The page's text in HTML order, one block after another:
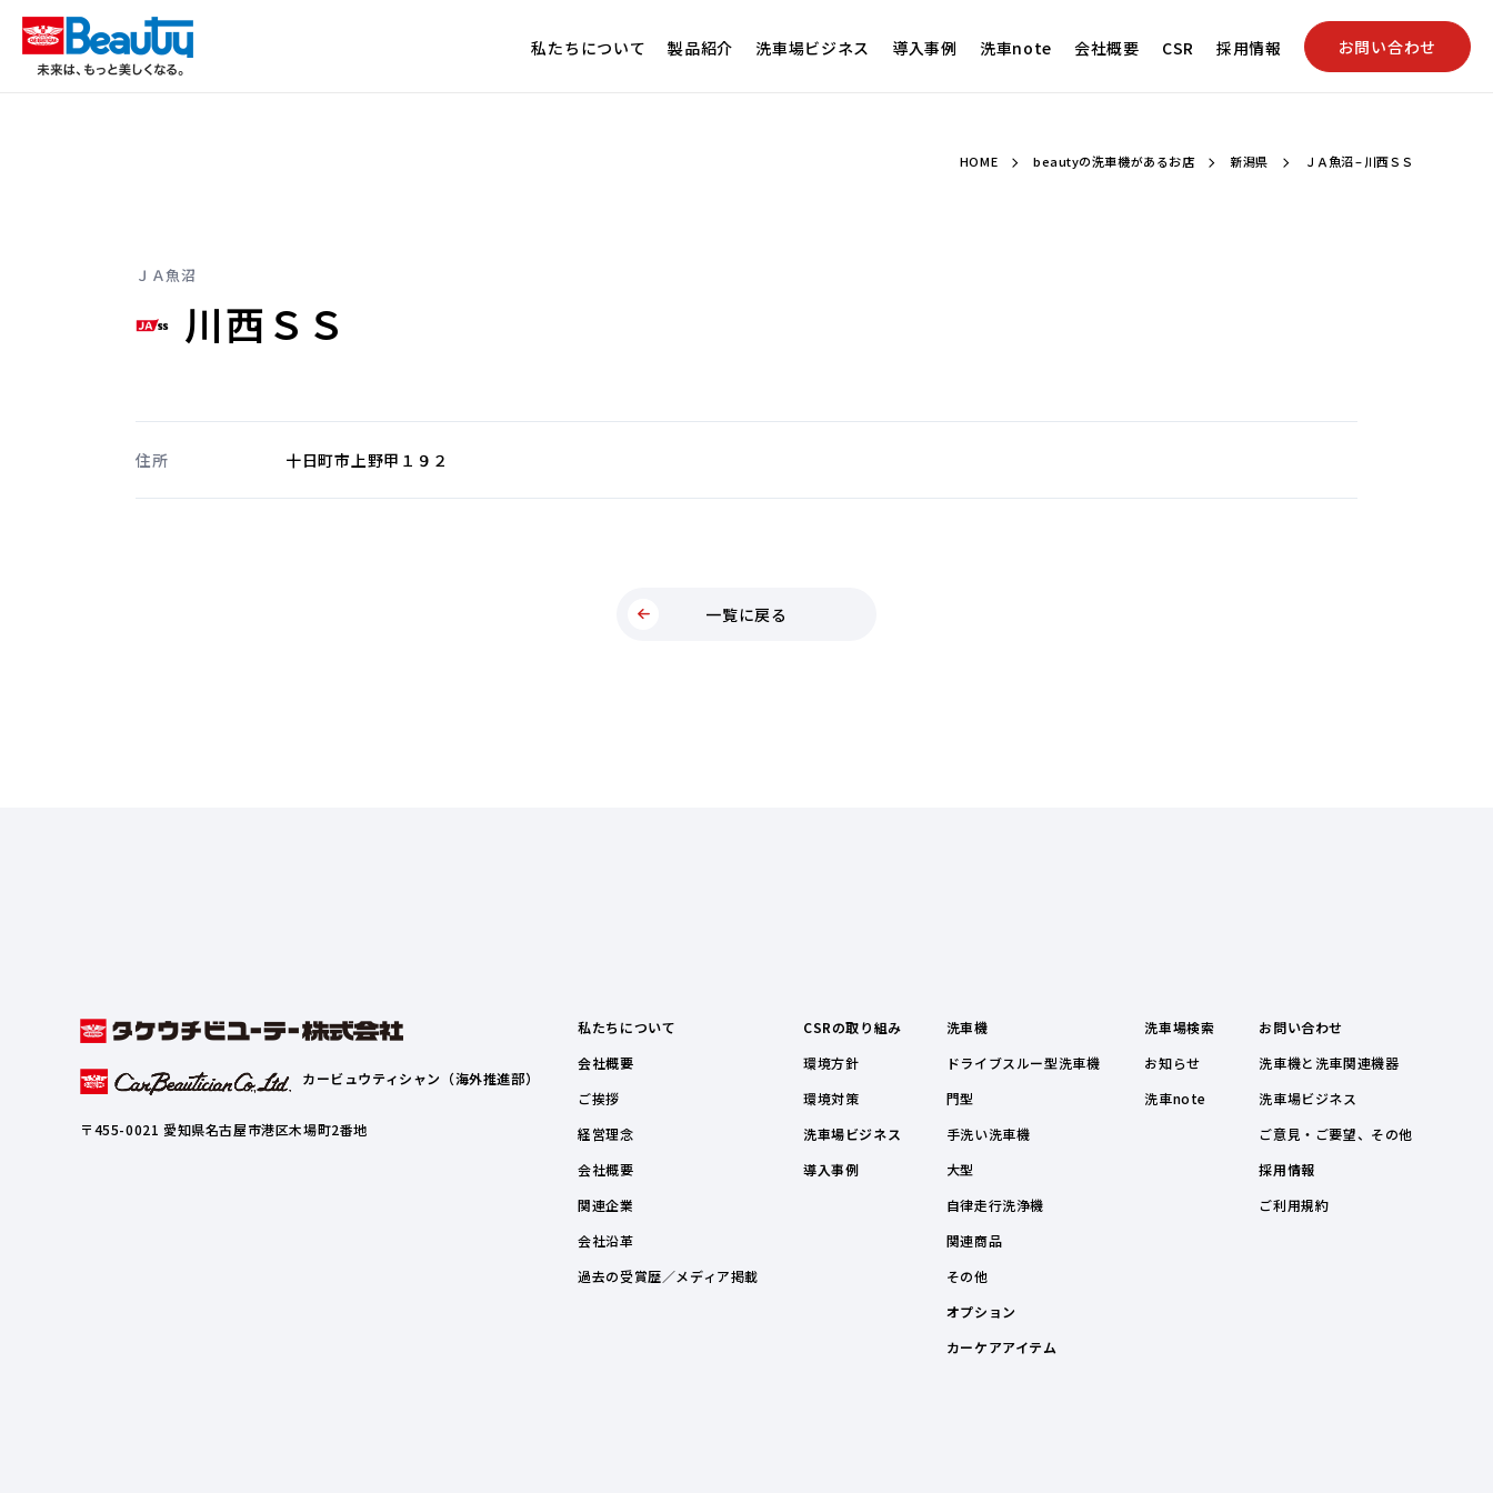
私たちについて 製品紹介 洗車場ビジネス 導入事例 洗車note 会社概要 CSR 採用情報 お問い合わせ
HOME beautyの洗車機があるお店 新潟県 ＪＡ魚沼 – 川西ＳＳ
ＪＡ魚沼
川西ＳＳ
住所 十日町市上野甲１９２
一覧に戻る
カービュウティシャン（海外推進部）
〒455-0021 愛知県名古屋市港区木場町2番地
私たちについて
会社概要
ご挨拶
経営理念
会社概要
関連企業
会社沿革
過去の受賞歴／メディア掲載
CSRの取り組み
環境方針
環境対策
洗車場ビジネス
導入事例
洗車機
ドライブスルー型洗車機
門型
手洗い洗車機
大型
自律走行洗浄機
関連商品
その他
オプション
カーケアアイテム
洗車場検索
お知らせ
洗車note
お問い合わせ
洗車機と洗車関連機器
洗車場ビジネス
ご意見・ご要望、その他
採用情報
ご利用規約